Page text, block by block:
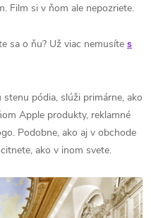
Film si v ňom ale nepozriete.
sa o ňu? Už viac nemusíte s
pódia, slúži primárne, ako
Apple produkty, reklamné
Podobne, ako aj v obchode
ako v inom svete.